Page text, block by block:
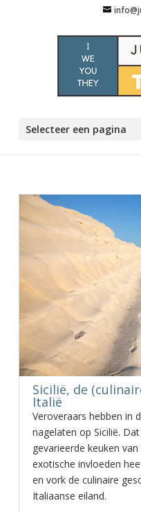
Selecteer een pagina
Sicilië, de
Italië
Veroveraars hebben in
nagelaten op Sicilië.
gevarieerde keuken
exotische invloeden
en vork de culinaire
Italiaanse eiland.